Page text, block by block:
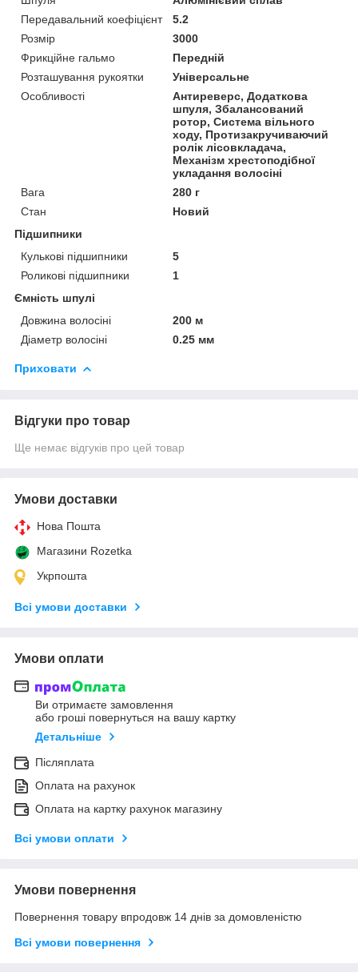
Передавальний коефіцієнт
5.2
Розмір
3000
Фрикційне гальмо
Передній
Розташування рукоятки
Універсальне
Особливості
Антиреверс, Додаткова
шпуля, Збалансований
ротор, Система вільного
ходу, Протизакручиваючий
ролік лісовкладача,
Механізм хрестоподібної
укладання волосіні
Вага
280 г
Стан
Новий
Підшипники
Кулькові підшипники
5
Роликові підшипники
1
Ємність шпулі
Довжина волосіні
200 м
Діаметр волосіні
0.25 мм
Приховати
Відгуки про товар
Ще немає відгуків про цей товар
Умови доставки
Нова Пошта
Магазини Rozetka
Укрпошта
Всі умови доставки
Умови оплати
Ви отримаєте замовлення
або гроші повернуться на вашу картку
Детальніше
Післяплата
Оплата на рахунок
Оплата на картку рахунок магазину
Всі умови оплати
Умови повернення
Повернення товару впродовж 14 днів за домовленістю
Всі умови повернення